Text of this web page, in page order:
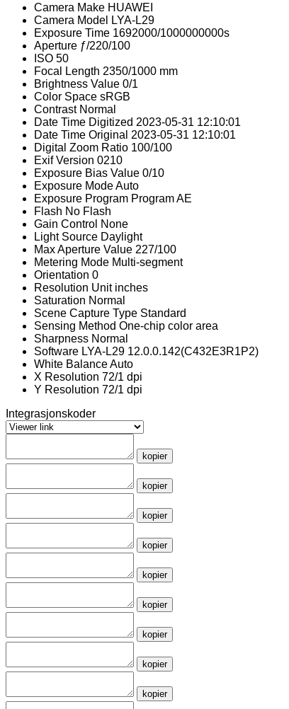
Camera Make HUAWEI
Camera Model
LYA-L29
Exposure Time 1692000/1000000000s
Aperture ƒ/220/100
ISO 50
Focal Length 2350/1000 mm
Brightness Value 0/1
Color Space sRGB
Contrast Normal
Date Time Digitized 2023-05-31 12:10:01
Date Time Original 2023-05-31 12:10:01
Digital Zoom Ratio 100/100
Exif Version 0210
Exposure Bias Value 0/10
Exposure ModeAuto
Exposure Program Program AE
Flash No Flash
Gain Control None
Light Source Daylight
Max Aperture Value 227/100
Metering Mode Multi-segment
Orientation 0
Resolution Unit inches
Saturation Normal
Scene Capture Type Standard
Sensing Method One-chip color area
Sharpness Normal
Software LYA-L29 12.0.0.142(C432E3R1P2)
White BalanceAuto
X Resolution 72/1 dpi
Y Resolution 72/1 dpi
Integrasjonskoder
kopier
kopier
kopier
kopier
kopier
kopier
kopier
kopier
kopier